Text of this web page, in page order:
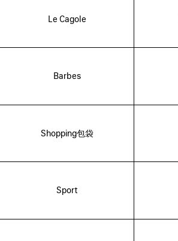
Le Cagole
Barbes
Shopping包袋
Sport